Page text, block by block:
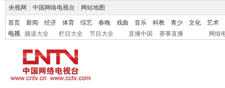
央视网 中国网络电视台 网站地图
首页 新闻 经济 体育 综艺 春晚 戏曲 音乐 科教 青少 文化
艺术
电视
频道大全 栏目大全 节目大全 直播中国 赛事直播 网络